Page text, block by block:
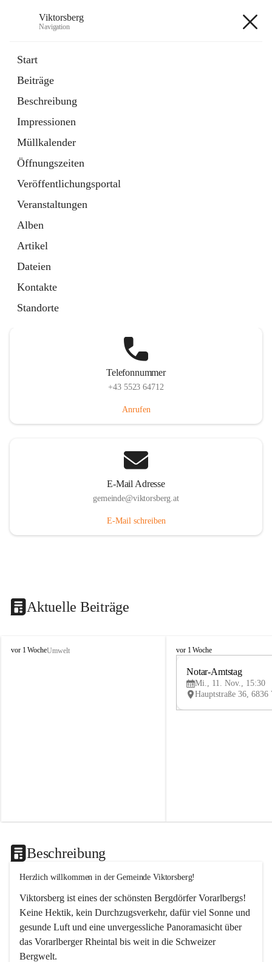
Viktorsberg
Navigation
Start
Beiträge
Beschreibung
Impressionen
Müllkalender
Öffnungszeiten
Veröffentlichungsportal
Veranstaltungen
Alben
Artikel
Dateien
Kontakte
Standorte
1 Schnellzugriff
Bürgerservice
10 Schnellzugriffe
Telefonnummer
+43 5523 64712
Anrufen
E-Mail Adresse
gemeinde@viktorsberg.at
E-Mail schreiben
Aktuelle Beiträge
V
vor 1 WocheUmwelt
V
vor 1 Woche
Notar-Amtstag
Mi., 11. Nov., 15:30
Beschreibung
Herzlich willkommen in der Gemeinde Viktorsberg!
Viktorsberg ist eines der schönsten Bergdörfer Vorarlbergs!
Keine Hektik, kein Durchzugsverkehr, dafür viel Sonne und
gesunde Luft und eine unvergessliche Panoramasicht über
das Vorarlberger Rheintal bis weit in die Schweizer
Bergwelt.